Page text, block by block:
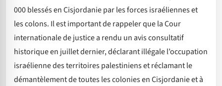
000 blessés en Cisjordanie par les forces israéliennes et
les colons. Il est important de rappeler que la Cour
internationale de justice a rendu un avis consultatif
historique en juillet dernier, déclarant illégale l’occupation
israélienne des territoires palestiniens et réclamant le
démantèlement de toutes les colonies en Cisjordanie et à